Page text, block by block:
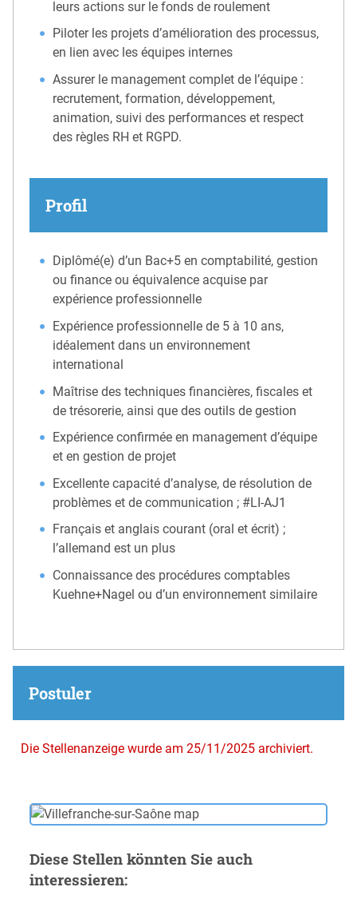
leurs actions sur le fonds de roulement
Piloter les projets d’amélioration des processus,
en lien avec les équipes internes
Assurer le management complet de l’équipe :
recrutement, formation, développement,
animation, suivi des performances et respect
des règles RH et RGPD.
Profil
Diplômé(e) d’un Bac+5 en comptabilité, gestion
ou finance ou équivalence acquise par
expérience professionnelle
Expérience professionnelle de 5 à 10 ans,
idéalement dans un environnement
international
Maîtrise des techniques financières, fiscales et
de trésorerie, ainsi que des outils de gestion
Expérience confirmée en management d’équipe
et en gestion de projet
Excellente capacité d’analyse, de résolution de
problèmes et de communication ; #LI-AJ1
Français et anglais courant (oral et écrit) ;
l’allemand est un plus
Connaissance des procédures comptables
Kuehne+Nagel ou d’un environnement similaire
Postuler
Die Stellenanzeige wurde am 25/11/2025 archiviert.
Diese Stellen könnten Sie auch
interessieren: